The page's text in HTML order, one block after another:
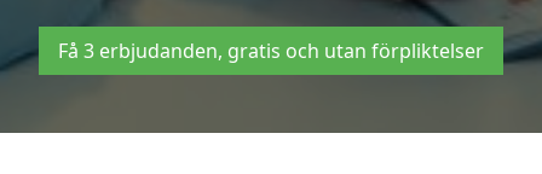
Få 3 erbjudanden, gratis och utan förpliktelser